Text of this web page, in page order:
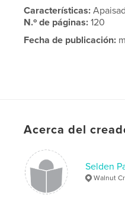
Características:
N.º de páginas:120
Fecha de publicación:
Acerca del
Selden
Walnut